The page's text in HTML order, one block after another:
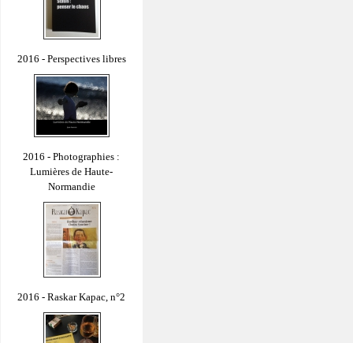
2016 - Perspectives libres
2016 - Photographies :
Lumières de Haute-
Normandie
2016 - Raskar Kapac, n°2